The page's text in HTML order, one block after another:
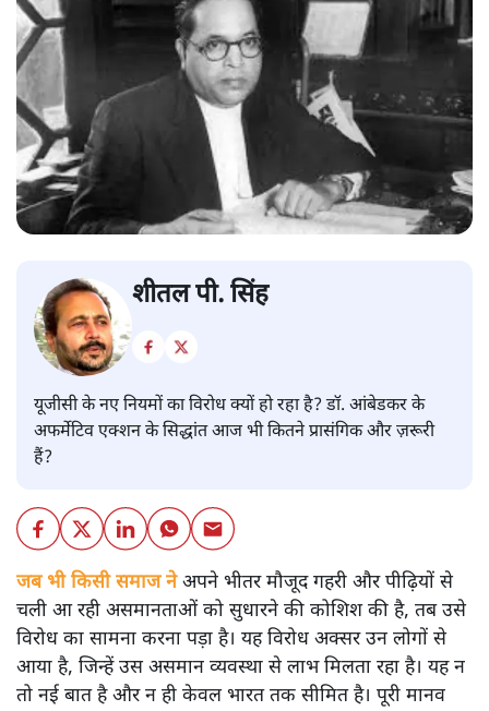
शीतल पी. सिंह
यूजीसी के नए नियमों का विरोध क्यों हो रहा है? डॉ. आंबेडकर के
अफर्मेटिव एक्शन के सिद्धांत आज भी कितने प्रासंगिक और ज़रूरी
हैं?
जब भी किसी समाज नेअपने भीतर मौजूद गहरी और पीढ़ियों से
चली आ रही असमानताओं को सुधारने की कोशिश की है, तब उसे
विरोध का सामना करना पड़ा है। यह विरोध अक्सर उन लोगों से
आया है, जिन्हें उस असमान व्यवस्था से लाभ मिलता रहा है। यह न
तो नई बात है और न ही केवल भारत तक सीमित है। पूरी मानव